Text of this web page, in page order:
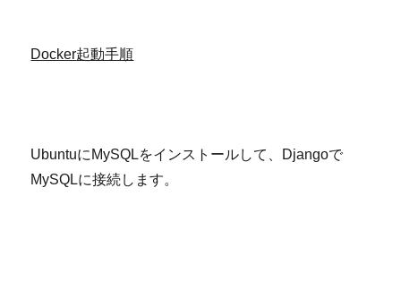
Docker起動手順
UbuntuにMySQLをインストールして、Djangoで
MySQLに接続します。